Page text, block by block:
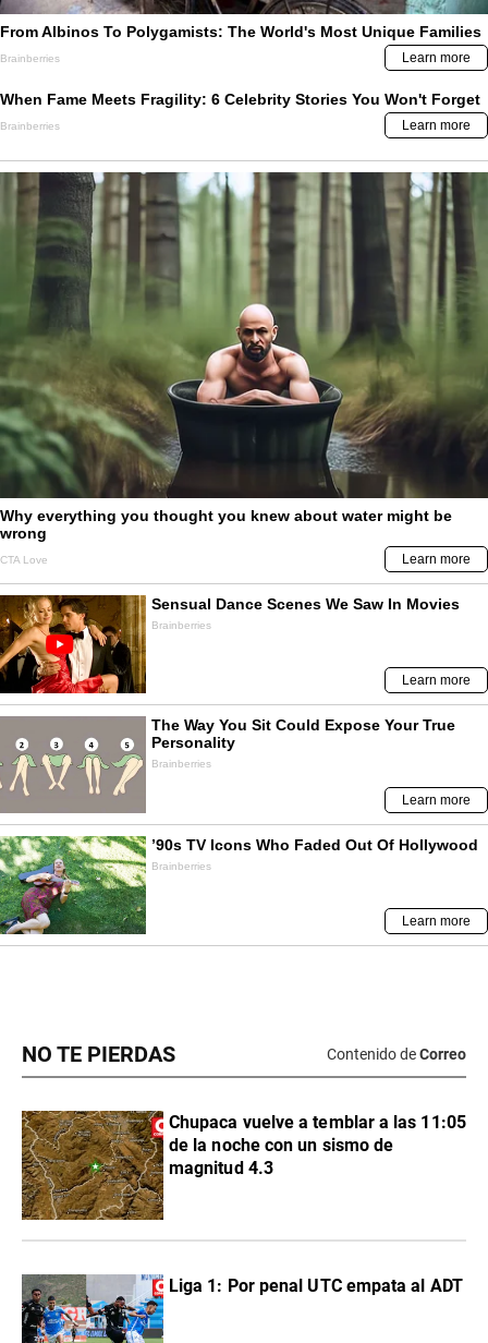
NO TE PIERDAS Contenido deCorreo
Chupaca vuelve a temblar a las 11:05
de la noche con un sismo de
magnitud 4.3
Liga 1: Por penal UTC empata al ADT